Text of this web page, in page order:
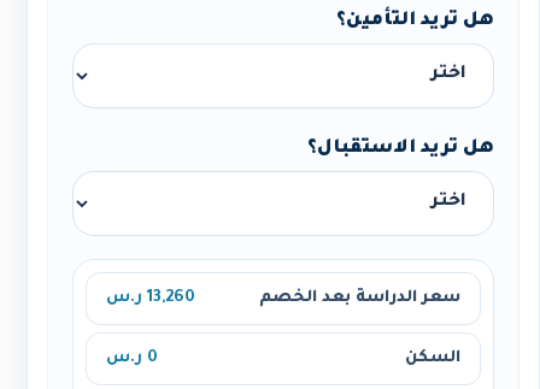
هل تريد التأمين؟
هل تريد الاستقبال؟
سعر الدراسة بعد الخصم 13,260 ر.س
السكن 0 ر.س